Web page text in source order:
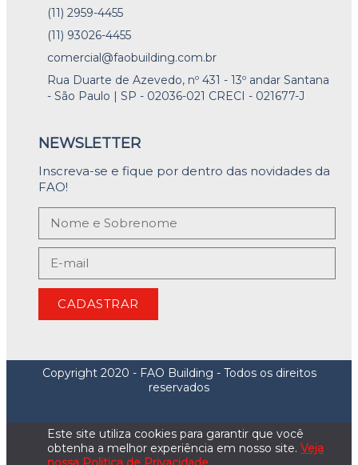
(11) 2959-4455
(11) 93026-4455
comercial@faobuilding.com.br
Rua Duarte de Azevedo, nº 431 - 13º andar Santana
- São Paulo | SP - 02036-021 CRECI - 021677-J
NEWSLETTER
Inscreva-se e fique por dentro das novidades da
FAO!
CADASTRAR
Copyright 2020 - FAO Building - Todos os direitos
reservados
Este site utiliza cookies para garantir que você
obtenha a melhor experiência em nosso site.Veja